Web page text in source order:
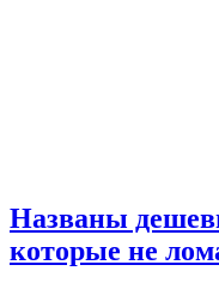
Названы
которые не